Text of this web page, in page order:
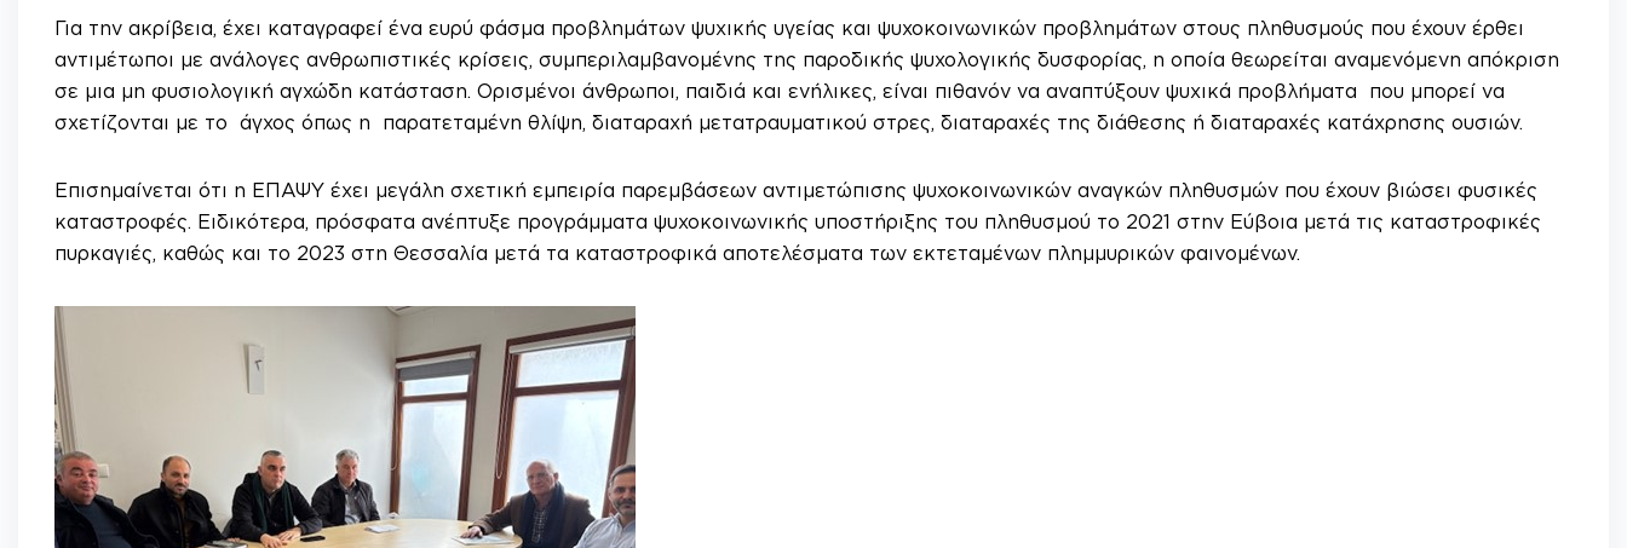
Για την ακρίβεια, έχει καταγραφεί ένα ευρύ φάσμα προβλημάτων ψυχικής υγείας και ψυχοκοινωνικών προβλημάτων στους πληθυσμούς που έχουν έρθει
αντιμέτωποι με ανάλογες ανθρωπιστικές κρίσεις, συμπεριλαμβανομένης της παροδικής ψυχολογικής δυσφορίας, η οποία θεωρείται αναμενόμενη απόκριση
σε μια μη φυσιολογική αγχώδη κατάσταση. Ορισμένοι άνθρωποι, παιδιά και ενήλικες, είναι πιθανόν να αναπτύξουν ψυχικά προβλήματα που μπορεί να
σχετίζονται με το άγχος όπως η παρατεταμένη θλίψη, διαταραχή μετατραυματικού στρες, διαταραχές της διάθεσης ή διαταραχές κατάχρησης ουσιών.
Επισημαίνεται ότι η ΕΠΑΨΥ έχει μεγάλη σχετική εμπειρία παρεμβάσεων αντιμετώπισης ψυχοκοινωνικών αναγκών πληθυσμών που έχουν βιώσει φυσικές
καταστροφές. Ειδικότερα, πρόσφατα ανέπτυξε προγράμματα ψυχοκοινωνικής υποστήριξης του πληθυσμού το 2021 στην Εύβοια μετά τις καταστροφικές
πυρκαγιές, καθώς και το 2023 στη Θεσσαλία μετά τα καταστροφικά αποτελέσματα των εκτεταμένων πλημμυρικών φαινομένων.